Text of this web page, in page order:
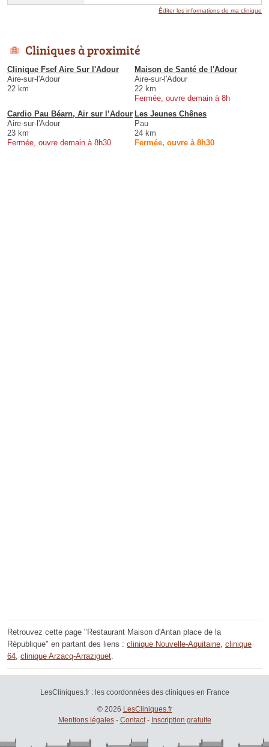
Éditer les informations de ma clinique
Cliniques à proximité
Clinique Fsef Aire Sur l'Adour
Aire-sur-l'Adour
22 km
Maison de Santé de l'Adour
Aire-sur-l'Adour
22 km
Fermée, ouvre demain à 8h
Cardio Pau Béarn, Air sur l’Adour
Aire-sur-l'Adour
23 km
Fermée, ouvre demain à 8h30
Les Jeunes Chênes
Pau
24 km
Fermée, ouvre à 8h30
Retrouvez cette page "Restaurant Maison d'Antan place de la
République" en partant des liens : clinique Nouvelle-Aquitaine clinique
64 clinique Arzacq-Arraziguet
LesCliniques.fr : les coordonnées des cliniques en France
© 2026 LesCliniques.fr
Mentions légales- Contact- Inscription gratuite